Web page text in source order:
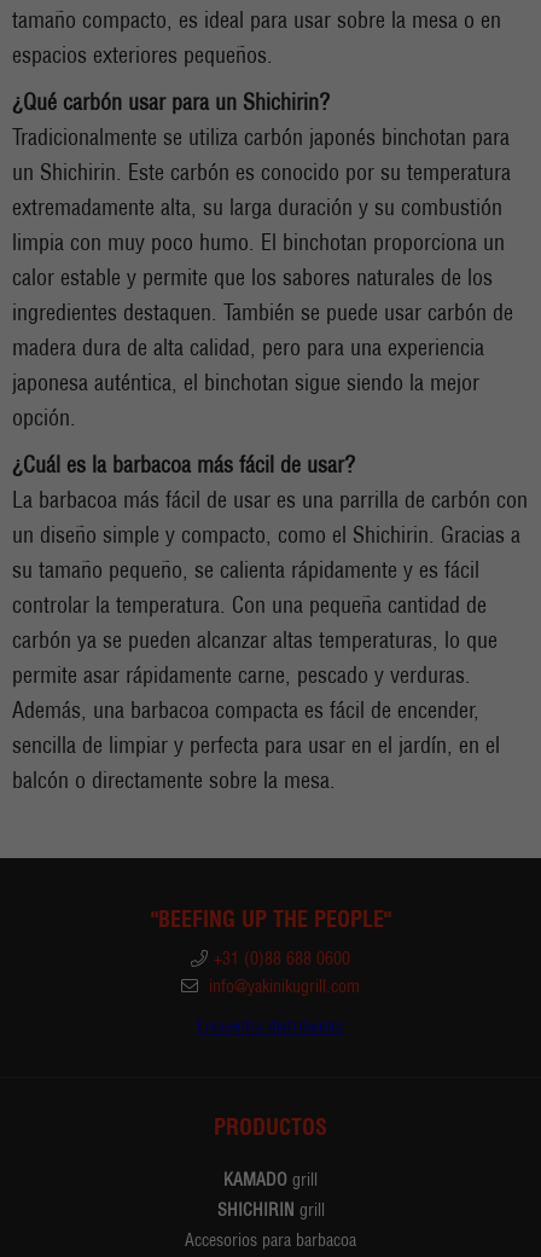
tamaño compacto, es ideal para usar sobre la mesa o en
espacios exteriores pequeños.
¿Qué carbón usar para un Shichirin?
Tradicionalmente se utiliza carbón japonés binchotan para
un Shichirin. Este carbón es conocido por su temperatura
extremadamente alta, su larga duración y su combustión
limpia con muy poco humo. El binchotan proporciona un
calor estable y permite que los sabores naturales de los
ingredientes destaquen. También se puede usar carbón de
madera dura de alta calidad, pero para una experiencia
japonesa auténtica, el binchotan sigue siendo la mejor
opción.
¿Cuál es la barbacoa más fácil de usar?
La barbacoa más fácil de usar es una parrilla de carbón con
un diseño simple y compacto, como el Shichirin. Gracias a
su tamaño pequeño, se calienta rápidamente y es fácil
controlar la temperatura. Con una pequeña cantidad de
carbón ya se pueden alcanzar altas temperaturas, lo que
permite asar rápidamente carne, pescado y verduras.
Además, una barbacoa compacta es fácil de encender,
sencilla de limpiar y perfecta para usar en el jardín, en el
balcón o directamente sobre la mesa.
"BEEFING UP THE PEOPLE"
+31 (0)88 688 0600
info@yakinikugrill.com
Encuentra distribuidor
PRODUCTOS
KAMADO grill
SHICHIRIN grill
Accesorios para barbacoa